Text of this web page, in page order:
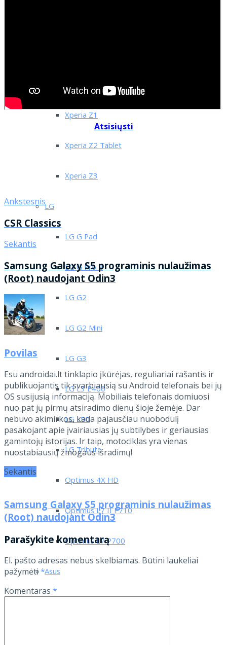
Xperia X10i
Xperia Z1
Xperia Z2 Tablet
Xperia Z3
LG
LG G Pad
LG G Pro 2
LG G2
LG G2 Mini
LG G3
LG L3 E400
LG L90
LG Tribute
Optimus 4X HD
Optimus L7 II P710
Optimus L7 P700
Asus
Atsisiųsti
Ankstesnis
CSR Classics
Sekantis
Samsung Galaxy S5 programinis nulaužimas
(Root) naudojant Odin3
Povilas
Esu androidai.lt tinklapio įkūrėjas, reguliariai rašantis ir
publikuojantis tik svarbiausią su Android telefonais bei jų
OS susijusią informaciją. Mobiliais telefonais domiuosi
nuo pat jų pirmų atsiradimo dienų šioje žemėje. Dar
nebuvo akimirkos, kada pajausčiau nuobodulį
pasakojant apie įvairiausias jų subtilybes ir geriausias
gamintojų istorijas. Ir taip, motociklas yra vienas
nuostabiausių žmogaus išradimų!
Sekantis
Samsung Galaxy S5 programinis nulaužimas
(Root) naudojant Odin3
Parašykite komentarą
El. pašto adresas nebus skelbiamas. Būtini laukeliai
pažymėti*
Komentaras *